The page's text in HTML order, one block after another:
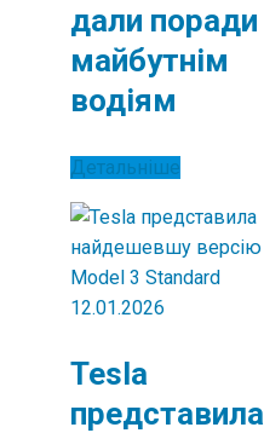
дали поради
майбутнім
водіям
Детальніше
12.01.2026
Tesla
представила